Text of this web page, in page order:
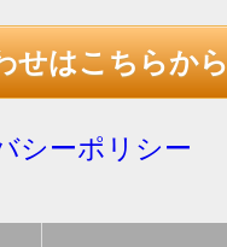
せはこちらか
シーポリシー